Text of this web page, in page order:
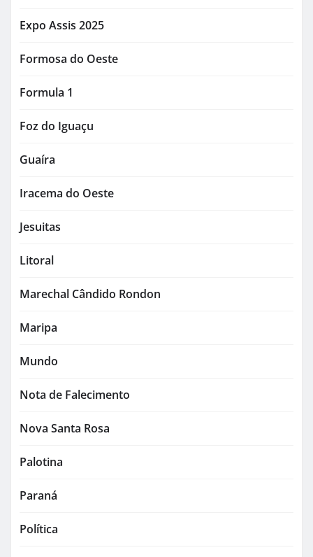
Expo Assis 2025
Formosa do Oeste
Formula 1
Foz do Iguaçu
Guaíra
Iracema do Oeste
Jesuitas
Litoral
Marechal Cândido Rondon
Maripa
Mundo
Nota de Falecimento
Nova Santa Rosa
Palotina
Paraná
Política